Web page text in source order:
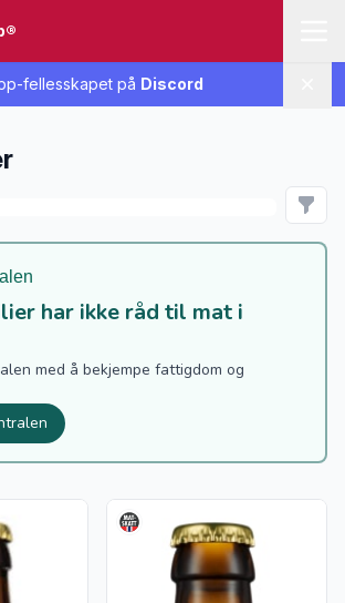
fellesskapet på Discord
har ikke råd til mat i
med å bekjempe fattigdom og
for produktet "Slogen Fjord 4,7% 0,5l
Vis flere detaljer for